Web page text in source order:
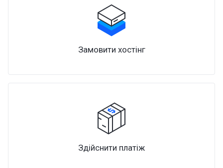
Замовити хостінг
Здійснити платіж